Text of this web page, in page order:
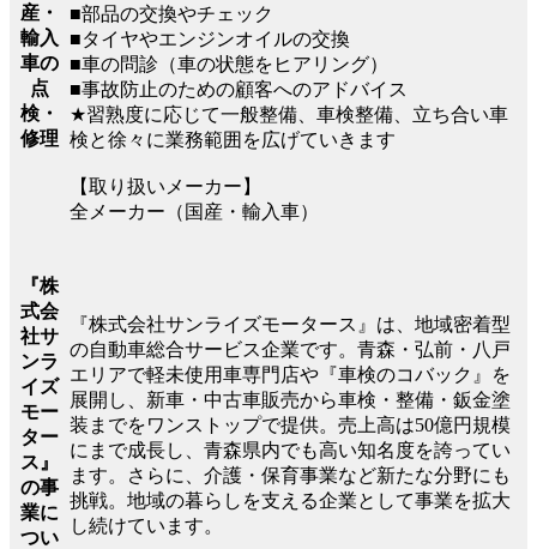
産・
輸入
車の
点
検・
修理
■部品の交換やチェック
■タイヤやエンジンオイルの交換
■車の問診（車の状態をヒアリング）
■事故防止のための顧客へのアドバイス
★習熟度に応じて一般整備、車検整備、立ち合い車
検と徐々に業務範囲を広げていきます
【取り扱いメーカー】
全メーカー（国産・輸入車）
『株
式会
社サ
ンラ
イズ
モー
ター
ス』
の事
業に
つい
『株式会社サンライズモータース』は、地域密着型
の自動車総合サービス企業です。青森・弘前・八戸
エリアで軽未使用車専門店や『車検のコバック』を
展開し、新車・中古車販売から車検・整備・鈑金塗
装までをワンストップで提供。売上高は50億円規模
にまで成長し、青森県内でも高い知名度を誇ってい
ます。さらに、介護・保育事業など新たな分野にも
挑戦。地域の暮らしを支える企業として事業を拡大
し続けています。